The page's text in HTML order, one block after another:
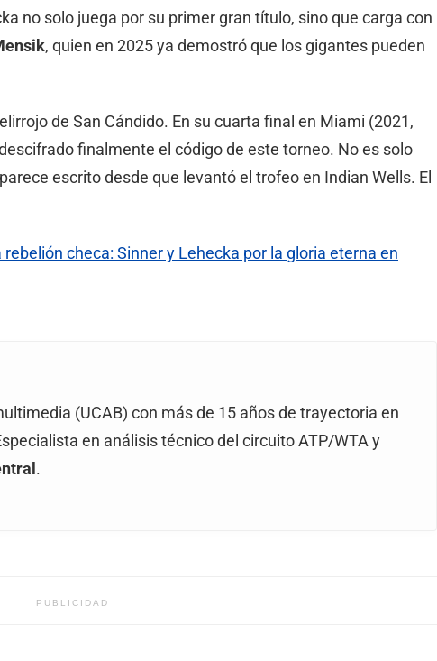
no solo juega por su primer gran título, sino que carga con
, quien en 2025 ya demostró que los gigantes pueden
de San Cándido. En su cuarta final en Miami (2021,
finalmente el código de este torneo. No es solo
escrito desde que levantó el trofeo en Indian Wells. El
checa: Sinner y Lehecka por la gloria eterna en
(UCAB) con más de 15 años de trayectoria en
en análisis técnico del circuito ATP/WTA y
.
PUBLICIDAD